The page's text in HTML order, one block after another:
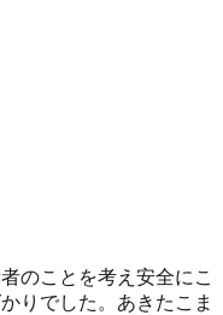
のことを考え安全にこ
りでした。あきたこま